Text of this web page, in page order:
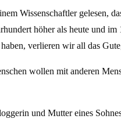
Wissenschaftler
höher als heute und im
verlieren wir all das
wollen mit anderen
und Mutter eines